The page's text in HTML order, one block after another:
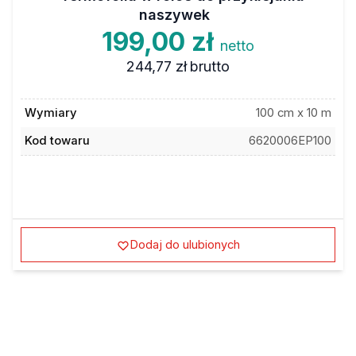
naszywek
199,00 zł netto
244,77 zł brutto
Wymiary
100 cm x 10 m
Kod towaru
6620006EP100
Dodaj do ulubionych